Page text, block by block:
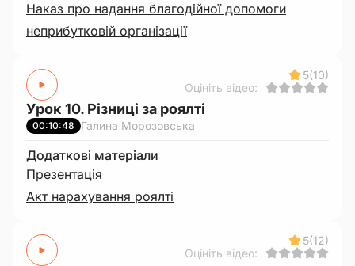
Наказ про надання благодійної допомоги
неприбутковій організації
5(10)
Оцініть відео:
Урок 10. Різниці за роялті
00:10:48 Галина Морозовська
Додаткові матеріали
Презентація
Акт нарахування роялті
5(12)
Оцініть відео: